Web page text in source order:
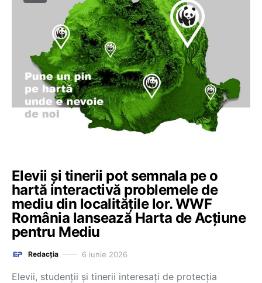
Elevii și tinerii pot semnala pe o
hartă interactivă problemele de
mediu din localitățile lor. WWF
România lansează Harta de Acțiune
pentru Mediu
Redacția 6 iunie 2026
Elevii, studenții și tinerii interesați de protecția